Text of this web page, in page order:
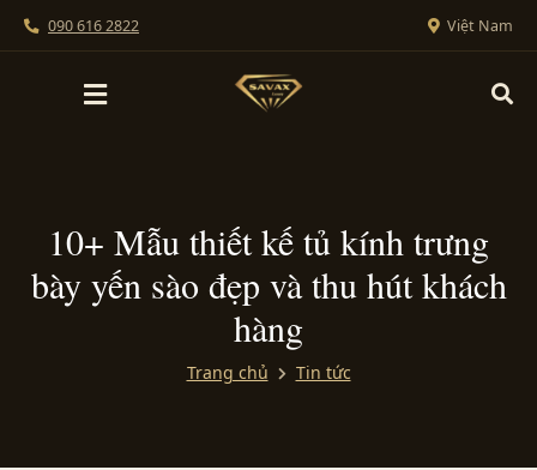
090 616 2822 Việt Nam
10+ Mẫu thiết kế tủ kính trưng
bày yến sào đẹp và thu hút khách
hàng
Trang chủ Tin tức